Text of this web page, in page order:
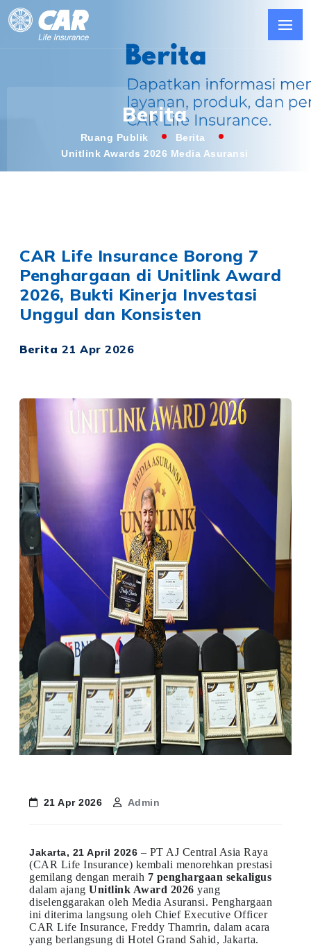
Berita
Ruang Publik
Berita
Unitlink Awards 2026 Media Asuransi
CAR Life Insurance Borong 7
Penghargaan di Unitlink Award
2026, Bukti Kinerja Investasi
Unggul dan Konsisten
Berita 21 Apr 2026
21 Apr 2026 Admin
Jakarta, 21 April 2026 – PT AJ Central Asia Raya
(CAR Life Insurance) kembali menorehkan prestasi
gemilang dengan meraih 7 penghargaan sekaligus
dalam ajangUnitlink Award 2026 yang
diselenggarakan oleh Media Asuransi. Penghargaan
ini diterima langsung oleh Chief Executive Officer
CAR Life Insurance, Freddy Thamrin, dalam acara
yang berlangsung di Hotel Grand Sahid, Jakarta.